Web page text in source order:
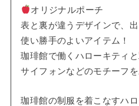
オリジナルポーチ
表と裏が違うデザインで、
使い勝手のよいアイテム！
珈琲館で働くハローキティと
サイフォンなどのモチーフを
珈琲館の制服を着こなすハ